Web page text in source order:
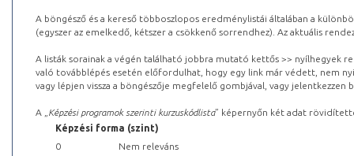
A böngésző és a kereső többoszlopos eredménylistái általában a
(egyszer az emelkedő, kétszer a csökkenő sorrendhez). Az aktuális
A listák sorainak a végén található jobbra mutató kettős >> nyílhegyek
való továbblépés esetén előfordulhat, hogy egy link már védett, nem
vagy lépjen vissza a böngészője megfelelő gombjával, vagy
A „ Képzési programok szerinti kurzuskódlista” képernyőn két adat
Képzési forma (szint)
0
Nem releváns